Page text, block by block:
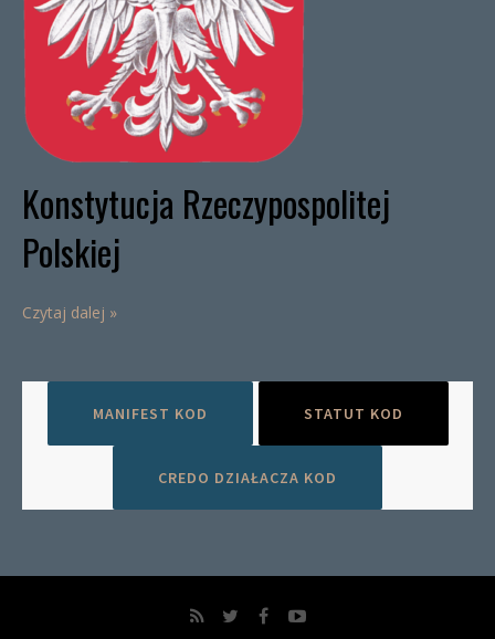
Konstytucja Rzeczypospolitej
Polskiej
Czytaj dalej »
MANIFEST KOD STATUT KOD
CREDO DZIAŁACZA KOD